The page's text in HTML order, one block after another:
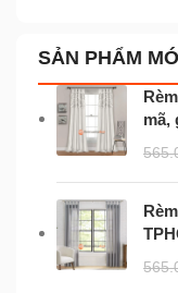
SẢN PHẨM
mã,